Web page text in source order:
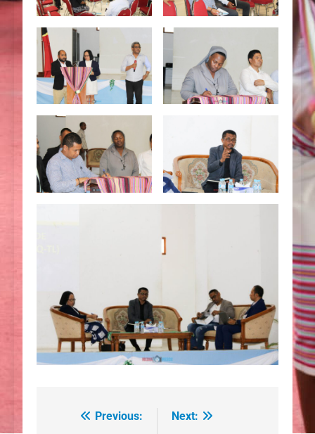
Navegação
Previous:
Next: